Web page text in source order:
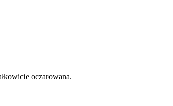
oczarowana.